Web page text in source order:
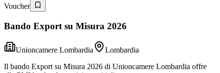
Voucher
Bando Export su Misura 2026
Unioncamere Lombardia
Lombardia
Il bando Export su Misura 2026 di Unioncamere Lombardia offre